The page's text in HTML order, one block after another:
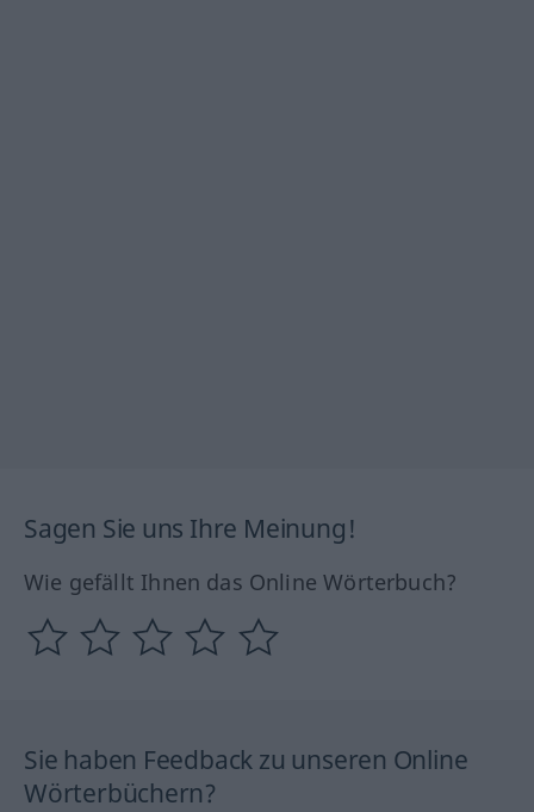
Sagen Sie uns Ihre Meinung!
Wie gefällt Ihnen das Online Wörterbuch?
Sie haben Feedback zu unseren Online
Wörterbüchern?